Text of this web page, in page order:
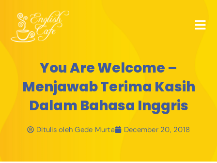
You Are Welcome –
Menjawab Terima Kasih
Dalam Bahasa Inggris
Ditulis oleh Gede Murta December 20, 2018